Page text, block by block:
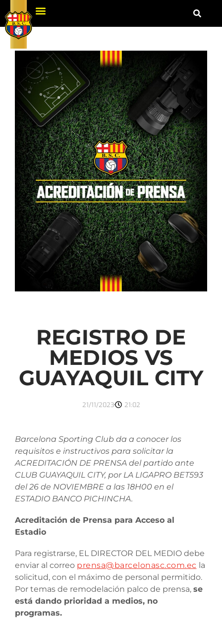
REGISTRO DE
MEDIOS VS
GUAYAQUIL CITY
21/11/2023 21:02
Barcelona Sporting Club da a conocer los
requisitos e instructivos para solicitar la
ACREDITACIÓN DE PRENSA del partido ante
CLUB GUAYAQUIL CITY, por LA LIGAPRO BET593
del 26 de NOVIEMBRE a las 18H00 en el
ESTADIO BANCO PICHINCHA.
Acreditación de Prensa para Acceso al
Estadio
Para registrarse, EL DIRECTOR DEL MEDIO debe
enviar al correo prensa@barcelonasc.com.ec la
solicitud, con el máximo de personal permitido.
Por temas de remodelación palco de prensa, se
está dando prioridad a medios, no
programas.